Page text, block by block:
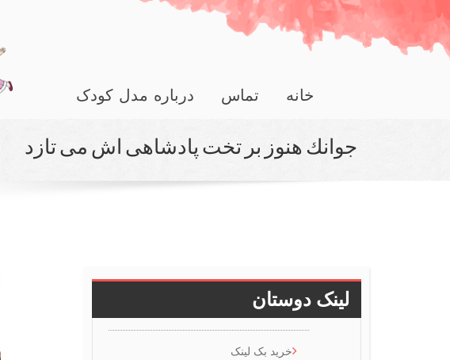
خانه تماس درباره مدل کودک
جوانك هنوز بر تخت پادشاهی اش می تازد
لینک دوستان
خرید بک لینک